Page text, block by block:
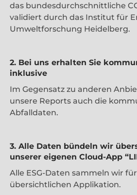
das bundesdurchschnittliche
validiert durch das Institut für
Umweltforschung Heidelberg.
2. Bei uns erhalten Sie
inklusive
Im Gegensatz zu anderen
unsere Reports auch die
Abfalldaten.
3. Alle Daten bündeln wir
unserer eigenen Cloud-App
Alle ESG-Daten sammeln wir
übersichtlichen Applikation.